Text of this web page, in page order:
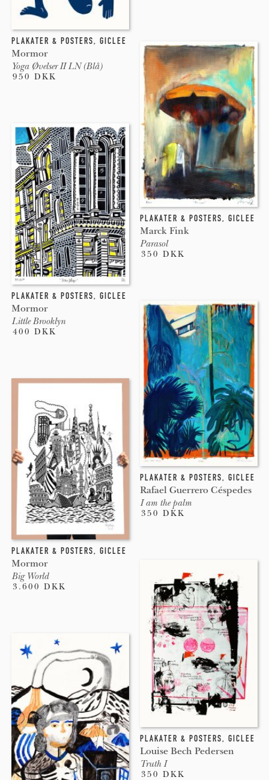
PLAKATER & POSTERS, GICLEE
Mormor
Yoga Øvelser II LN (Blå)
950 DKK
PLAKATER & POSTERS, GICLEE
Mormor
Little Brooklyn
400 DKK
PLAKATER & POSTERS, GICLEE
Mormor
Big World
3.600 DKK
PLAKATER & POSTERS, GICLEE
Marck Fink
Parasol
350 DKK
PLAKATER & POSTERS, GICLEE
Rafael Guerrero Céspedes
I am the palm
350 DKK
PLAKATER & POSTERS, GICLEE
Louise Bech Pedersen
Truth I
350 DKK